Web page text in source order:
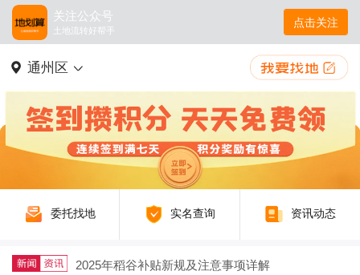
关注公众号
土地流转好帮手
点击关注
通州区
委托找地 实名查询 资讯动态
2025年稻谷补贴新规及注意事项详解